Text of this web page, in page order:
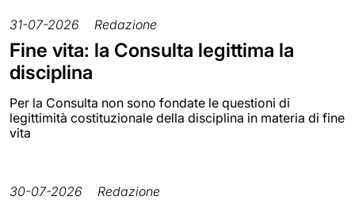
31-07-2026 Redazione
Fine vita: la Consulta legittima la
disciplina
Per la Consulta non sono fondate le questioni di
legittimità costituzionale della disciplina in materia di fine
vita
30-07-2026 Redazione